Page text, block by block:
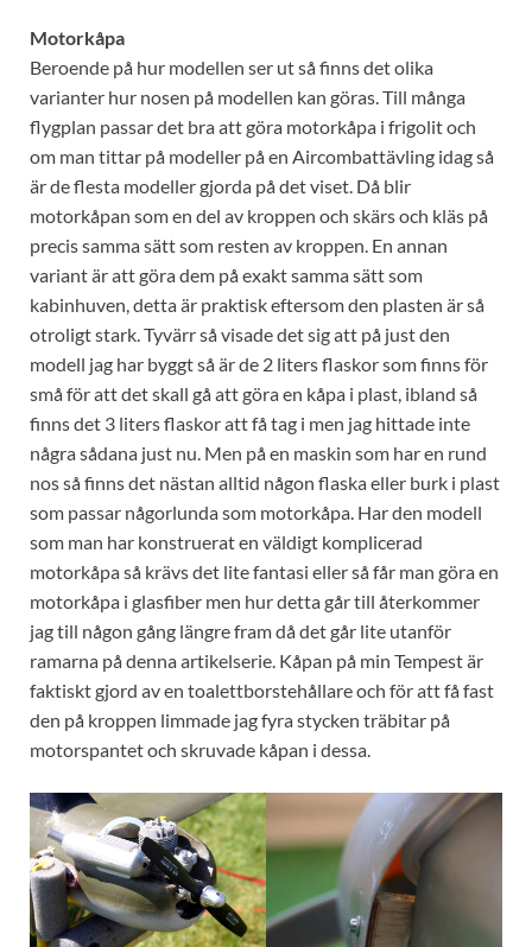
Motorkåpa
Beroende på hur modellen ser ut så finns det olika
varianter hur nosen på modellen kan göras. Till många
flygplan passar det bra att göra motorkåpa i frigolit och
om man tittar på modeller på en Aircombattävling idag så
är de flesta modeller gjorda på det viset. Då blir
motorkåpan som en del av kroppen och skärs och kläs på
precis samma sätt som resten av kroppen. En annan
variant är att göra dem på exakt samma sätt som
kabinhuven, detta är praktisk eftersom den plasten är så
otroligt stark. Tyvärr så visade det sig att på just den
modell jag har byggt så är de 2 liters flaskor som finns för
små för att det skall gå att göra en kåpa i plast, ibland så
finns det 3 liters flaskor att få tag i men jag hittade inte
några sådana just nu. Men på en maskin som har en rund
nos så finns det nästan alltid någon flaska eller burk i plast
som passar någorlunda som motorkåpa. Har den modell
som man har konstruerat en väldigt komplicerad
motorkåpa så krävs det lite fantasi eller så får man göra en
motorkåpa i glasfiber men hur detta går till återkommer
jag till någon gång längre fram då det går lite utanför
ramarna på denna artikelserie. Kåpan på min Tempest är
faktiskt gjord av en toalettborstehållare och för att få fast
den på kroppen limmade jag fyra stycken träbitar på
motorspantet och skruvade kåpan i dessa.